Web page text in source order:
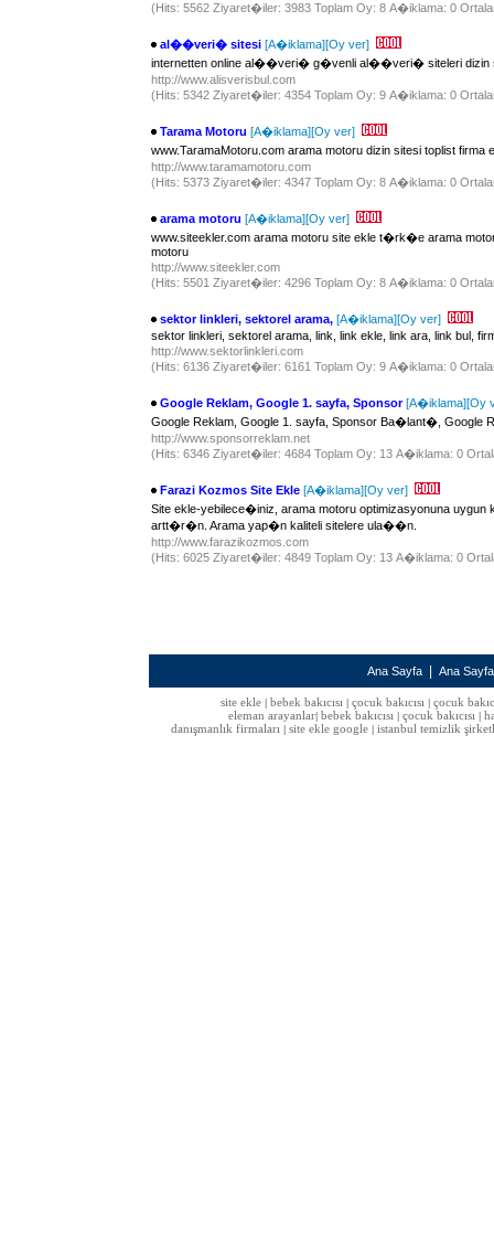
(Hits: 5562 Ziyaret�iler: 3983 Toplam Oy: 8 A�iklama: 0
al��veri� sitesi [A�iklama][Oy ver]
internetten online al��veri� g�venli al��veri� siteleri dizin
http://www.alisverisbul.com
(Hits: 5342 Ziyaret�iler: 4354 Toplam Oy: 9 A�iklama: 0
Tarama Motoru [A�iklama][Oy ver]
www.TaramaMotoru.com arama motoru dizin sitesi toplist
http://www.taramamotoru.com
(Hits: 5373 Ziyaret�iler: 4347 Toplam Oy: 8 A�iklama: 0
arama motoru [A�iklama][Oy ver]
www.siteekler.com arama motoru site ekle t�rk�e arama
motoru
http://www.siteekler.com
(Hits: 5501 Ziyaret�iler: 4296 Toplam Oy: 8 A�iklama: 0
sektor linkleri, sektorel arama, [A�iklama][Oy ver]
sektor linkleri, sektorel arama, link, link ekle, link ara, link bul,
http://www.sektorlinkleri.com
(Hits: 6136 Ziyaret�iler: 6161 Toplam Oy: 9 A�iklama: 0
Google Reklam, Google 1. sayfa, Sponsor[A�iklama][Oy
Google Reklam, Google 1. sayfa, Sponsor Ba�lant�, Google
http://www.sponsorreklam.net
(Hits: 6346 Ziyaret�iler: 4684 Toplam Oy: 13 A�iklama: 0
Farazi Kozmos Site Ekle [A�iklama][Oy ver]
Site ekle-yebilece�iniz, arama motoru optimizasyonuna
artt�r�n. Arama yap�n kaliteli sitelere ula��n.
http://www.farazikozmos.com
(Hits: 6025 Ziyaret�iler: 4849 Toplam Oy: 13 A�iklama: 0
Ana Sayfa Ana
site ekle| bebek bakıcısı| çocuk bakıcısı| çocuk
eleman arayanlar bebek bakıcısı çocuk bakıcısı
danışmanlık firmaları
site ekle google istanbul temizlik